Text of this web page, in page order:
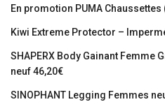
En promotion PUMA Chaussettes
Kiwi Extreme Protector –
SHAPERX Body Gainant Femme
neuf 46,20€
SINOPHANT Legging Femmes